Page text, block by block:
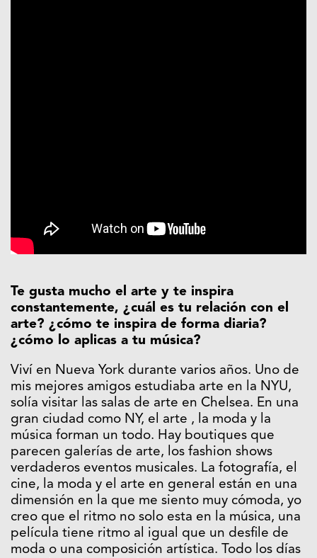
Te gusta mucho el arte y te inspira
constantemente, ¿cuál es tu relación con el
arte? ¿cómo te inspira de forma diaria?
¿cómo lo aplicas a tu música?
Viví en Nueva York durante varios años. Uno de
mis mejores amigos estudiaba arte en la NYU,
solía visitar las salas de arte en Chelsea. En una
gran ciudad como NY, el arte , la moda y la
música forman un todo. Hay boutiques que
parecen galerías de arte, los fashion shows
verdaderos eventos musicales. La fotografía, el
cine, la moda y el arte en general están en una
dimensión en la que me siento muy cómoda, yo
creo que el ritmo no solo esta en la música, una
película tiene ritmo al igual que un desfile de
moda o una composición artística. Todo los días